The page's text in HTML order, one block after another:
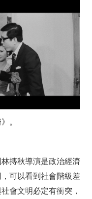
。
摶秋導演是政治經濟
可以看到社會階級差
會文明必定有衝突，